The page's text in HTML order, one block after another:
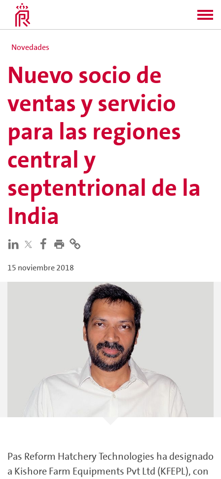
Novedades
Nuevo socio de
ventas y servicio
para las regiones
central y
septentrional de la
India
15 noviembre 2018
Pas Reform Hatchery Technologies ha designado
a Kishore Farm Equipments Pvt Ltd (KFEPL), con